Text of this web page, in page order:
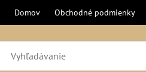
Domov Obchodné podmienky